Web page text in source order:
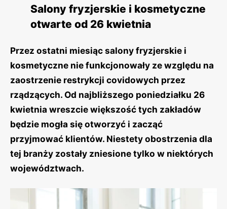
Salony fryzjerskie i kosmetyczne
otwarte od 26 kwietnia
Przez ostatni miesiąc salony fryzjerskie i
kosmetyczne nie funkcjonowały ze względu na
zaostrzenie restrykcji covidowych przez
rządzących. Od najbliższego poniedziałku 26
kwietnia wreszcie większość tych zakładów
będzie mogła się otworzyć i zacząć
przyjmować klientów. Niestety obostrzenia dla
tej branży zostały zniesione tylko w niektórych
województwach.